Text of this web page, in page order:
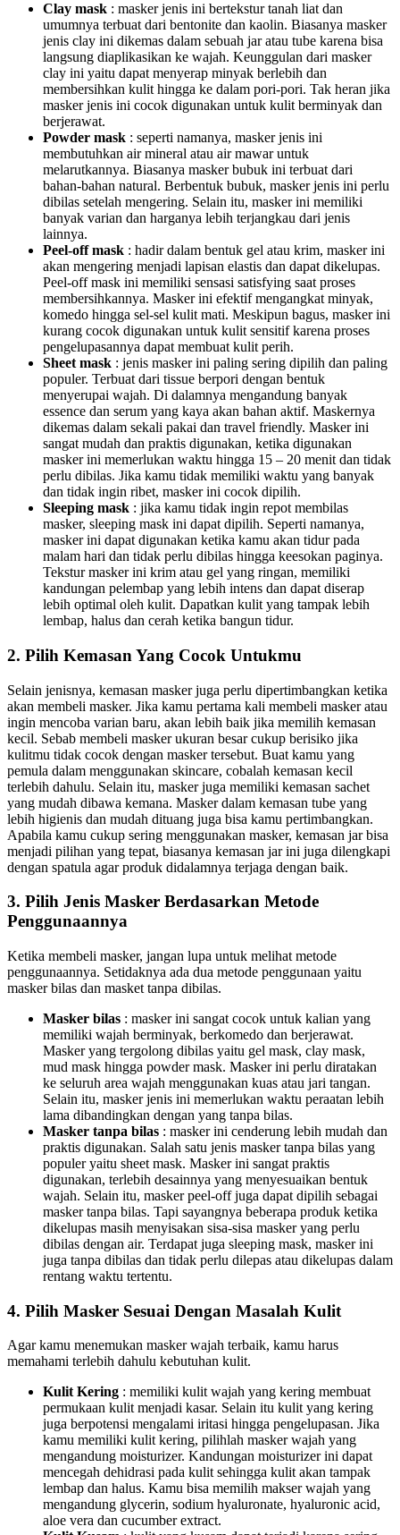
Clay mask : masker jenis ini bertekstur tanah liat dan
umumnya terbuat dari bentonite dan kaolin. Biasanya masker
jenis clay ini dikemas dalam sebuah jar atau tube karena bisa
langsung diaplikasikan ke wajah. Keunggulan dari masker
clay ini yaitu dapat menyerap minyak berlebih dan
membersihkan kulit hingga ke dalam pori-pori. Tak heran jika
masker jenis ini cocok digunakan untuk kulit berminyak dan
berjerawat.
Powder mask : seperti namanya, masker jenis ini
membutuhkan air mineral atau air mawar untuk
melarutkannya. Biasanya masker bubuk ini terbuat dari
bahan-bahan natural. Berbentuk bubuk, masker jenis ini perlu
dibilas setelah mengering. Selain itu, masker ini memiliki
banyak varian dan harganya lebih terjangkau dari jenis
lainnya.
Peel-off mask : hadir dalam bentuk gel atau krim, masker ini
akan mengering menjadi lapisan elastis dan dapat dikelupas.
Peel-off mask ini memiliki sensasi satisfying saat proses
membersihkannya. Masker ini efektif mengangkat minyak,
komedo hingga sel-sel kulit mati. Meskipun bagus, masker ini
kurang cocok digunakan untuk kulit sensitif karena proses
pengelupasannya dapat membuat kulit perih.
Sheet mask : jenis masker ini paling sering dipilih dan paling
populer. Terbuat dari tissue berpori dengan bentuk
menyerupai wajah. Di dalamnya mengandung banyak
essence dan serum yang kaya akan bahan aktif. Maskernya
dikemas dalam sekali pakai dan travel friendly. Masker ini
sangat mudah dan praktis digunakan, ketika digunakan
masker ini memerlukan waktu hingga 15 – 20 menit dan tidak
perlu dibilas. Jika kamu tidak memiliki waktu yang banyak
dan tidak ingin ribet, masker ini cocok dipilih.
Sleeping mask : jika kamu tidak ingin repot membilas
masker, sleeping mask ini dapat dipilih. Seperti namanya,
masker ini dapat digunakan ketika kamu akan tidur pada
malam hari dan tidak perlu dibilas hingga keesokan paginya.
Tekstur masker ini krim atau gel yang ringan, memiliki
kandungan pelembap yang lebih intens dan dapat diserap
lebih optimal oleh kulit. Dapatkan kulit yang tampak lebih
lembap, halus dan cerah ketika bangun tidur.
2. Pilih Kemasan Yang Cocok Untukmu
Selain jenisnya, kemasan masker juga perlu dipertimbangkan ketika
akan membeli masker. Jika kamu pertama kali membeli masker atau
ingin mencoba varian baru, akan lebih baik jika memilih kemasan
kecil. Sebab membeli masker ukuran besar cukup berisiko jika
kulitmu tidak cocok dengan masker tersebut. Buat kamu yang
pemula dalam menggunakan skincare, cobalah kemasan kecil
terlebih dahulu. Selain itu, masker juga memiliki kemasan sachet
yang mudah dibawa kemana. Masker dalam kemasan tube yang
lebih higienis dan mudah dituang juga bisa kamu pertimbangkan.
Apabila kamu cukup sering menggunakan masker, kemasan jar bisa
menjadi pilihan yang tepat, biasanya kemasan jar ini juga dilengkapi
dengan spatula agar produk didalamnya terjaga dengan baik.
3. Pilih Jenis Masker Berdasarkan Metode
Penggunaannya
Ketika membeli masker, jangan lupa untuk melihat metode
penggunaannya. Setidaknya ada dua metode penggunaan yaitu
masker bilas dan masket tanpa dibilas.
Masker bilas : masker ini sangat cocok untuk kalian yang
memiliki wajah berminyak, berkomedo dan berjerawat.
Masker yang tergolong dibilas yaitu gel mask, clay mask,
mud mask hingga powder mask. Masker ini perlu diratakan
ke seluruh area wajah menggunakan kuas atau jari tangan.
Selain itu, masker jenis ini memerlukan waktu peraatan lebih
lama dibandingkan dengan yang tanpa bilas.
Masker tanpa bilas : masker ini cenderung lebih mudah dan
praktis digunakan. Salah satu jenis masker tanpa bilas yang
populer yaitu sheet mask. Masker ini sangat praktis
digunakan, terlebih desainnya yang menyesuaikan bentuk
wajah. Selain itu, masker peel-off juga dapat dipilih sebagai
masker tanpa bilas. Tapi sayangnya beberapa produk ketika
dikelupas masih menyisakan sisa-sisa masker yang perlu
dibilas dengan air. Terdapat juga sleeping mask, masker ini
juga tanpa dibilas dan tidak perlu dilepas atau dikelupas dalam
rentang waktu tertentu.
4. Pilih Masker Sesuai Dengan Masalah Kulit
Agar kamu menemukan masker wajah terbaik, kamu harus
memahami terlebih dahulu kebutuhan kulit.
Kulit Kering : memiliki kulit wajah yang kering membuat
permukaan kulit menjadi kasar. Selain itu kulit yang kering
juga berpotensi mengalami iritasi hingga pengelupasan. Jika
kamu memiliki kulit kering, pilihlah masker wajah yang
mengandung moisturizer. Kandungan moisturizer ini dapat
mencegah dehidrasi pada kulit sehingga kulit akan tampak
lembap dan halus. Kamu bisa memilih makser wajah yang
mengandung glycerin, sodium hyaluronate, hyaluronic acid,
aloe vera dan cucumber extract.